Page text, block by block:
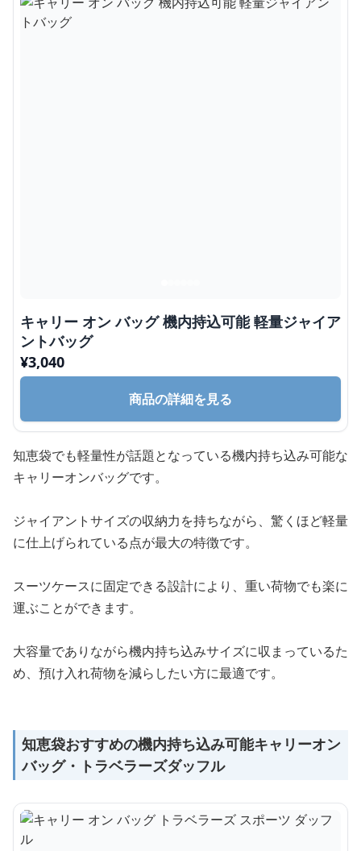
キャリー オン バッグ 機内持込可能 軽量ジャイア
ントバッグ
¥3,040
商品の詳細を見る
知恵袋でも軽量性が話題となっている機内持ち込み可能な
キャリーオンバッグです。
ジャイアントサイズの収納力を持ちながら、驚くほど軽量
に仕上げられている点が最大の特徴です。
スーツケースに固定できる設計により、重い荷物でも楽に
運ぶことができます。
大容量でありながら機内持ち込みサイズに収まっているた
め、預け入れ荷物を減らしたい方に最適です。
知恵袋おすすめの機内持ち込み可能キャリーオン
バッグ・トラベラーズダッフル